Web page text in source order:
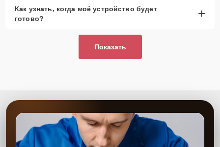
Как узнать, когда моё устройство будет
готово?
+
Показать